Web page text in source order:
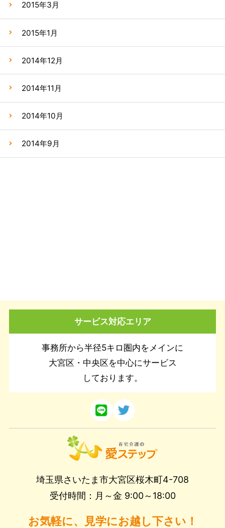
2015年3月
2015年1月
2014年12月
2014年11月
2014年10月
2014年9月
サービス対応エリア
事務所から半径5キロ圏内をメインに
大宮区・中央区を中心にサービス
しております。
埼玉県さいたま市大宮区桜木町4-708
受付時間：月～金 9:00～18:00
お気軽に、見学にお越し下さい！